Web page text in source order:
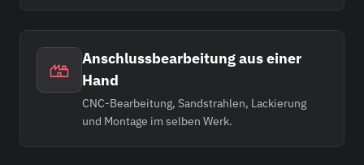
Anschlussbearbeitung aus einer
Hand
CNC-Bearbeitung, Sandstrahlen, Lackierung
und Montage im selben Werk.